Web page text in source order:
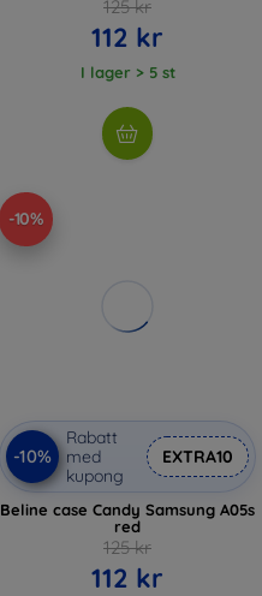
125 kr
112 kr
I lager > 5 st
-10%
-10%
Rabatt
med
kupong
EXTRA10
Beline case Candy Samsung A05s
red
125 kr
112 kr